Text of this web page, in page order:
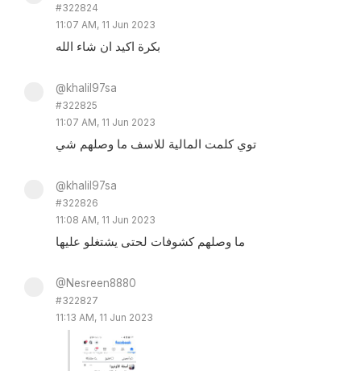
#322824
11:07 AM, 11 Jun 2023
بكرة اكيد ان شاء الله
@khalil97sa
#322825
11:07 AM, 11 Jun 2023
توي كلمت المالية للاسف ما وصلهم شي
@khalil97sa
#322826
11:08 AM, 11 Jun 2023
ما وصلهم كشوفات لحتى يشتغلو عليها
@Nesreen8880
#322827
11:13 AM, 11 Jun 2023